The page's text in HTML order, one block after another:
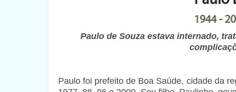
Paulo de Souza estava internado,
Paulo foi prefeito de Boa Saúde, cidade da